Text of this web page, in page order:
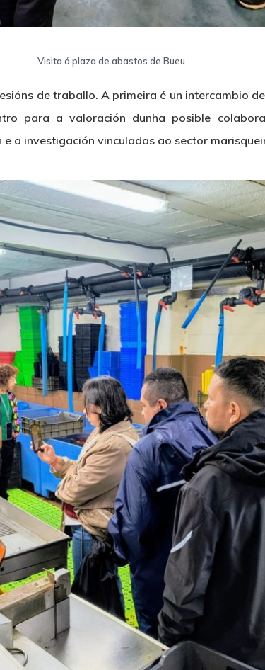
Visita á plaza de abastos de Bueu
de traballo. A primeira é un intercambio
para avaloración dunha posible
a investigación vinculadas ao sector